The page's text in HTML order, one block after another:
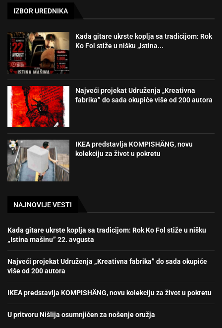
IZBOR UREDNIKA
Kada gitare ukrste koplja sa tradicijom: Rok
Ko Fol stiže u nišku „Istina...
Najveći projekat Udruženja „Kreativna
fabrika” do sada okupiće više od 200 autora
IKEA predstavlja KOMPISHÄNG, novu
kolekciju za život u pokretu
NAJNOVIJE VESTI
Kada gitare ukrste koplja sa tradicijom: Rok Ko Fol stiže u nišku
„Istina mašinu” 22. avgusta
Najveći projekat Udruženja „Kreativna fabrika” do sada okupiće
više od 200 autora
IKEA predstavlja KOMPISHÄNG, novu kolekciju za život u pokretu
U pritvoru Nišlija osumnjičen za nošenje oružja